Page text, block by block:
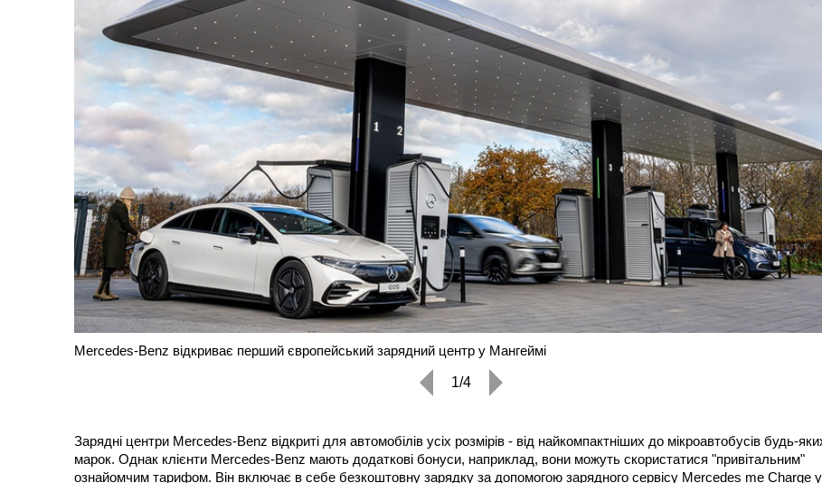
Mercedes-Benz відкриває перший європейський зарядний центр у Мангеймі
1/4
Зарядні центри Mercedes-Benz відкриті для автомобілів усіх розмірів - від найкомпактніших до мікроавтобусів будь-
марок. Однак клієнти Mercedes-Benz мають додаткові бонуси, наприклад, вони можуть скористатися "привітальним"
ознайомчим тарифом. Він включає в себе безкоштовну зарядку за допомогою зарядного сервісу Mercedes me Charge у